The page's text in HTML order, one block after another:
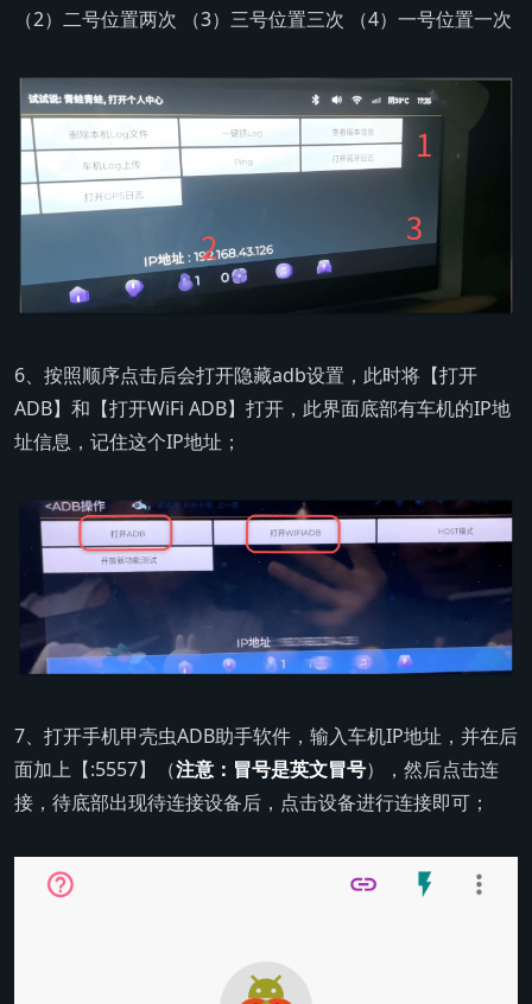
（2）二号位置两次 （3）三号位置三次 （4）一号位置一次
6、按照顺序点击后会打开隐藏adb设置，此时将【打开
ADB】和【打开WiFi ADB】打开，此界面底部有车机的IP地
址信息，记住这个IP地址；
7、打开手机甲壳虫ADB助手软件，输入车机IP地址，并在后
面加上【:5557】（注意：冒号是英文冒号），然后点击连
接，待底部出现待连接设备后，点击设备进行连接即可；